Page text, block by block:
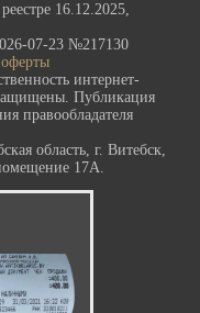
16.12.2025,
07-23 №217130
интернет-
Публикация
правообладателя
область, г. Витебск,
17А.